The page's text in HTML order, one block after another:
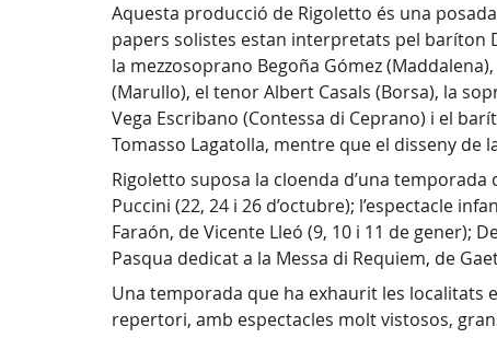
Aquesta producció de Rigoletto és una
papers solistes estan interpretats pel baríton
la mezzosoprano Begoña Gómez
(Marullo), el tenor Albert Casals (Borsa), la
Vega Escribano (Contessa di Ceprano) i el
Tomasso Lagatolla, mentre que el disseny de
Rigoletto suposa la cloenda d’una
Puccini (22, 24 i 26 d’octubre); l’espectacle
Faraón, de Vicente Lleó (9, 10 i 11 de gener);
Pasqua dedicat a la Messa di Requiem, de
Una temporada que ha exhaurit les localitats
repertori, amb espectacles molt vistosos,